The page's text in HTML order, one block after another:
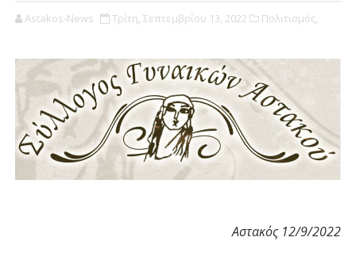
Astakos-News Τρίτη, Σεπτεμβρίου 13, 2022 Πολιτισμός,
Αστακός 12/9/2022